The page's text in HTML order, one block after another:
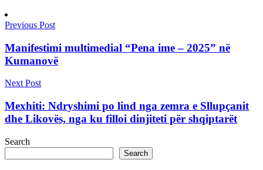
Previous Post
Manifestimi multimedial “Pena ime – 2025” në
Kumanovë
Next Post
Mexhiti: Ndryshimi po lind nga zemra e Sllupçanit
dhe Likovës, nga ku filloi dinjiteti për shqiptarët
Search
Search